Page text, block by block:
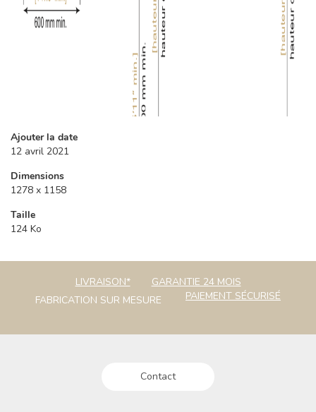
Ajouter la date
12 avril 2021
Dimensions
1278 x 1158
Taille
124 Ko
LIVRAISON*
GARANTIE 24 MOIS
FABRICATION SUR MESURE
PAIEMENT SÉCURISÉ
Contact